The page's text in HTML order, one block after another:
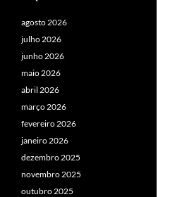
agosto 2026
julho 2026
junho 2026
maio 2026
abril 2026
março 2026
fevereiro 2026
janeiro 2026
dezembro 2025
novembro 2025
outubro 2025